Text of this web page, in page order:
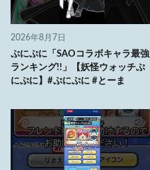
2026年8月7日
ぷにぷに「SAOコラボキャラ最強
ランキング!!」【妖怪ウォッチぷ
にぷに】#ぷにぷに #とーま